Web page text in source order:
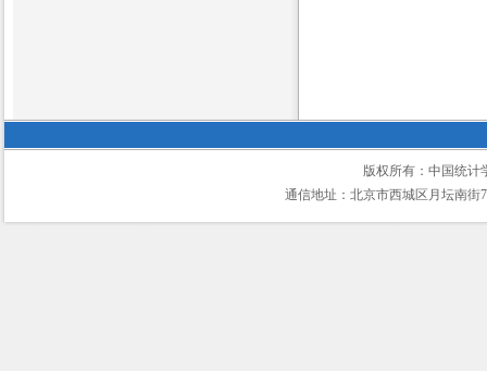
版权所有：中国统计
通信地址：北京市西城区月坛南